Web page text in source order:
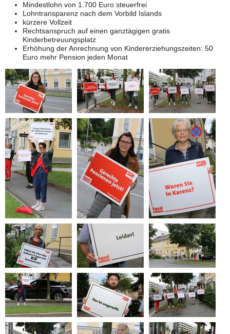
Mindestlohn von 1.700 Euro steuerfrei
Lohntransparenz nach dem Vorbild Islands
kürzere Vollzeit
Rechtsanspruch auf einen ganztägigen gratis
Kinderbetreuungsplatz
Erhöhung der Anrechnung von Kindererziehungszeiten: 50
Euro mehr Pension jeden Monat